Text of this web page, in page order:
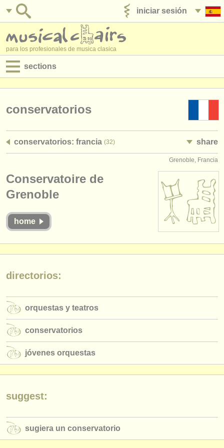
iniciar sesión
para los profesionales de musica clasica
sections
empleos - administración
cursillos
concursos
instrumentos robados
directorios:
conservatorios
jóvenes orquestas
musicalchairs:
contáctenos
noticias sobre música clásica
conservatorios
conservatorios: francia (32) share
Grenoble, Francia
Conservatoire de
Grenoble
home
directorios:
orquestas y teatros
conservatorios
jóvenes orquestas
suggest:
sugiera un conservatorio